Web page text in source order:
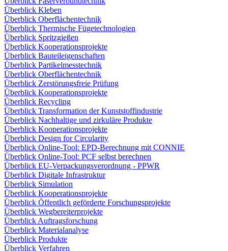
Überblick Kleben
Überblick Oberflächentechnik
Überblick Thermische Fügetechnologien
Überblick Spritzgießen
Überblick Kooperationsprojekte
Überblick Bauteileigenschaften
Überblick Partikelmesstechnik
Überblick Oberflächentechnik
Überblick Zerstörungsfreie Prüfung
Überblick Kooperationsprojekte
Überblick Recycling
Überblick Transformation der Kunststoffindustrie
Überblick Nachhaltige und zirkuläre Produkte
Überblick Kooperationsprojekte
Überblick Design for Circularity
Überblick Online-Tool: EPD-Berechnung mit CONNIE
Überblick Online-Tool: PCF selbst berechnen
Überblick EU-Verpackungsverordnung - PPWR
Überblick Digitale Infrastruktur
Überblick Simulation
Überblick Kooperationsprojekte
Überblick Öffentlich geförderte Forschungsprojekte
Überblick Wegbereiterprojekte
Überblick Auftragsforschung
Überblick Materialanalyse
Überblick Produkte
Überblick Verfahren